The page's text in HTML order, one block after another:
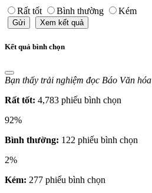
Rất tốt Bình thường Kém
Gửi Xem kết quả
Kết quả bình chọn
Bạn thấy trải nghiệm đọc Báo Văn
Rất tốt: 4,783 phiếu bình chọn
92%
Bình thường: 122 phiếu bình chọn
2%
Kém: 277 phiếu bình chọn